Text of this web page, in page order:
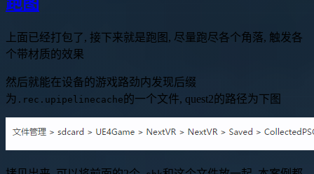
上面已经打包了, 接下来就是跑图, 尽量跑尽各个角落, 触发各
个带材质的效果
然后就能在设备的游戏路劲内发现后缀
为 .rec.upipelinecache的一个文件, quest2的路径为下图